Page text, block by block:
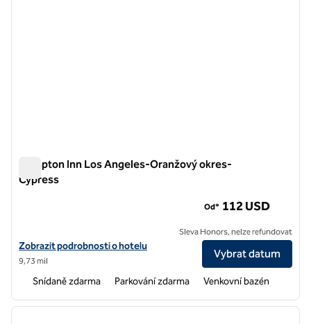
Hampton Inn Los Angeles-Oranžový okres-
Cypress
Zobrazit podrobnosti o hotelu Hampton Inn Los Angeles-Orange
Zobrazit podrobnosti o hotelu
9,73 mil
Od* 112 USD
Sleva Honors, nelze refundovat
Vybrat datum
Snídaně zdarma Parkování zdarma Venkovní bazén
1 z 12
další